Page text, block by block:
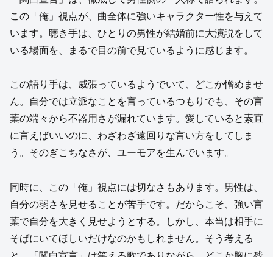
この「俺」視点が、曲全体に強いキャラクター性を与えて
います。聴き手は、ひとりの男性が結婚前に大演説をして
いる場面を、まるで目の前で見ているように感じます。
この語り手は、威張っているようでいて、どこか憎めませ
ん。自分では立派なことを言っているつもりでも、その言
葉の端々から不器用さが漏れています。愛していると素直
に言えばいいのに、わざわざ遠回りな言い方をしてしま
う。そのぎこちなさが、ユーモアを生んでいます。
同時に、この「俺」視点には切なさもあります。男性は、
自分の弱さを見せることが苦手です。だからこそ、強い言
葉で自分を大きく見せようとする。しかし、本当は相手に
そばにいてほしいだけなのかもしれません。そう考える